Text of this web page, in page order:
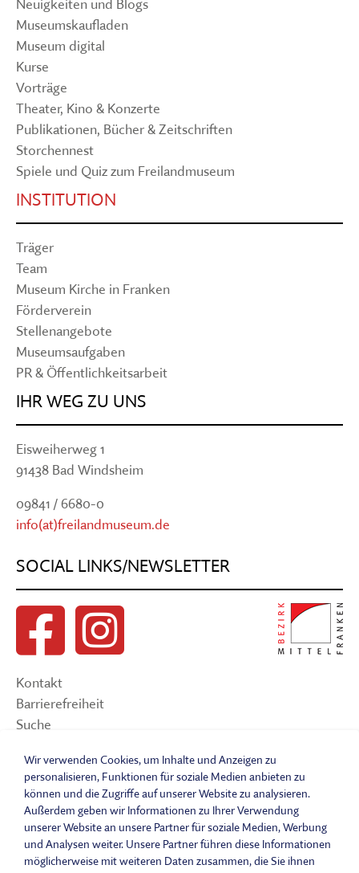
Neuigkeiten und Blogs
Museumskaufladen
Museum digital
Kurse
Vorträge
Theater, Kino & Konzerte
Publikationen, Bücher & Zeitschriften
Storchennest
Spiele und Quiz zum Freilandmuseum
INSTITUTION
Träger
Team
Museum Kirche in Franken
Förderverein
Stellenangebote
Museumsaufgaben
PR & Öffentlichkeitsarbeit
IHR WEG ZU UNS
Eisweiherweg 1
91438 Bad Windsheim
09841 / 6680-0
info(at)freilandmuseum.de
SOCIAL LINKS/NEWSLETTER
Kontakt
Barrierefreiheit
Suche
Impressum
Datenschutzerklärung
Barrierefreiheitserklärung
Leichte Sprache
Widerrufsbelehrung
Wir verwenden Cookies, um Inhalte und Anzeigen zu
personalisieren, Funktionen für soziale Medien anbieten zu
können und die Zugriffe auf unserer Website zu analysieren.
Außerdem geben wir Informationen zu Ihrer Verwendung
unserer Website an unsere Partner für soziale Medien, Werbung
und Analysen weiter. Unsere Partner führen diese Informationen
möglicherweise mit weiteren Daten zusammen, die Sie ihnen